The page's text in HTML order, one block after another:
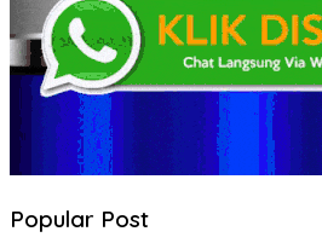
Popular Post